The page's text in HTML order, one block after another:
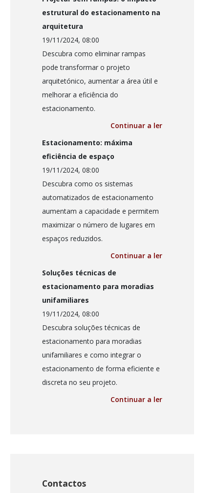
estrutural do estacionamento na
arquitetura
19/11/2024, 08:00
Descubra como eliminar rampas
pode transformar o projeto
arquitetónico, aumentar a área útil e
melhorar a eficiência do
estacionamento.
Continuar a ler
Estacionamento: máxima
eficiência de espaço
19/11/2024, 08:00
Descubra como os sistemas
automatizados de estacionamento
aumentam a capacidade e permitem
maximizar o número de lugares em
espaços reduzidos.
Continuar a ler
Soluções técnicas de
estacionamento para moradias
unifamiliares
19/11/2024, 08:00
Descubra soluções técnicas de
estacionamento para moradias
unifamiliares e como integrar o
estacionamento de forma eficiente e
discreta no seu projeto.
Continuar a ler
Contactos